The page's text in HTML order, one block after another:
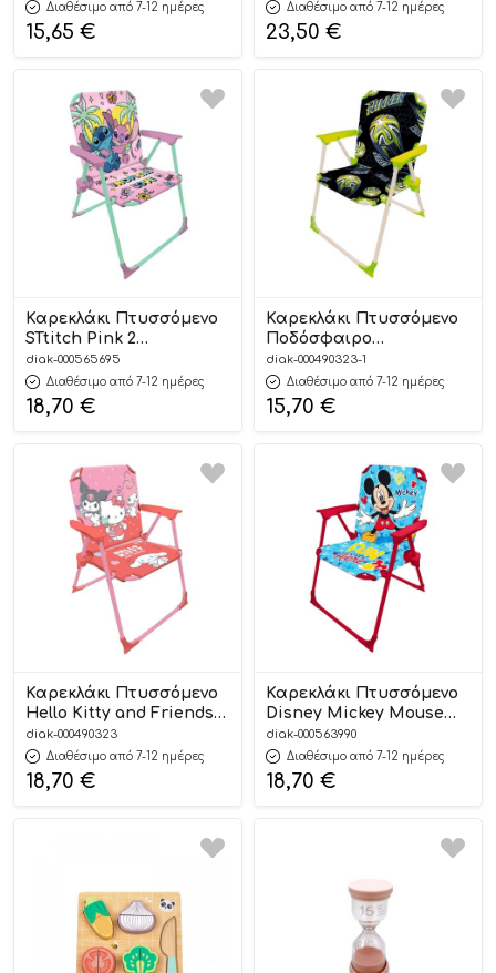
Διαθέσιμο από 7-12 ημέρες
15,65 €
Διαθέσιμο από 7-12 ημέρες
23,50 €
Καρεκλάκι Πτυσσόμενο
STtitch Pink 2
(38x27x50εκ) |
5205698802904
diak-000565695
Διαθέσιμο από 7-12 ημέρες
18,70 €
Καρεκλάκι Πτυσσόμενο
Ποδόσφαιρο
(38x32x52εκ.) |
5205698772108
diak-000490323-1
Διαθέσιμο από 7-12 ημέρες
15,70 €
Καρεκλάκι Πτυσσόμενο
Hello Kitty and Friends
(38x38x50εκ.) |
5205698836015
diak-000490323
Διαθέσιμο από 7-12 ημέρες
18,70 €
Καρεκλάκι Πτυσσόμενο
Disney Mickey Mouse
(38x27x53εκ.) |
5205698634024
diak-000563990
Διαθέσιμο από 7-12 ημέρες
18,70 €